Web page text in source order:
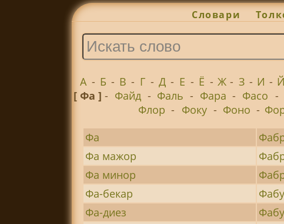
Словари
А - Б - В - Г - Д - Е - Ё - Ж - З - И - Й
[ Фа ]- Файд - Фаль - Фара - Фасо -
Флор - Фоку - Фоно -
Фа
Фа мажор
Фа минор
Фа-бекар
Фа-диез